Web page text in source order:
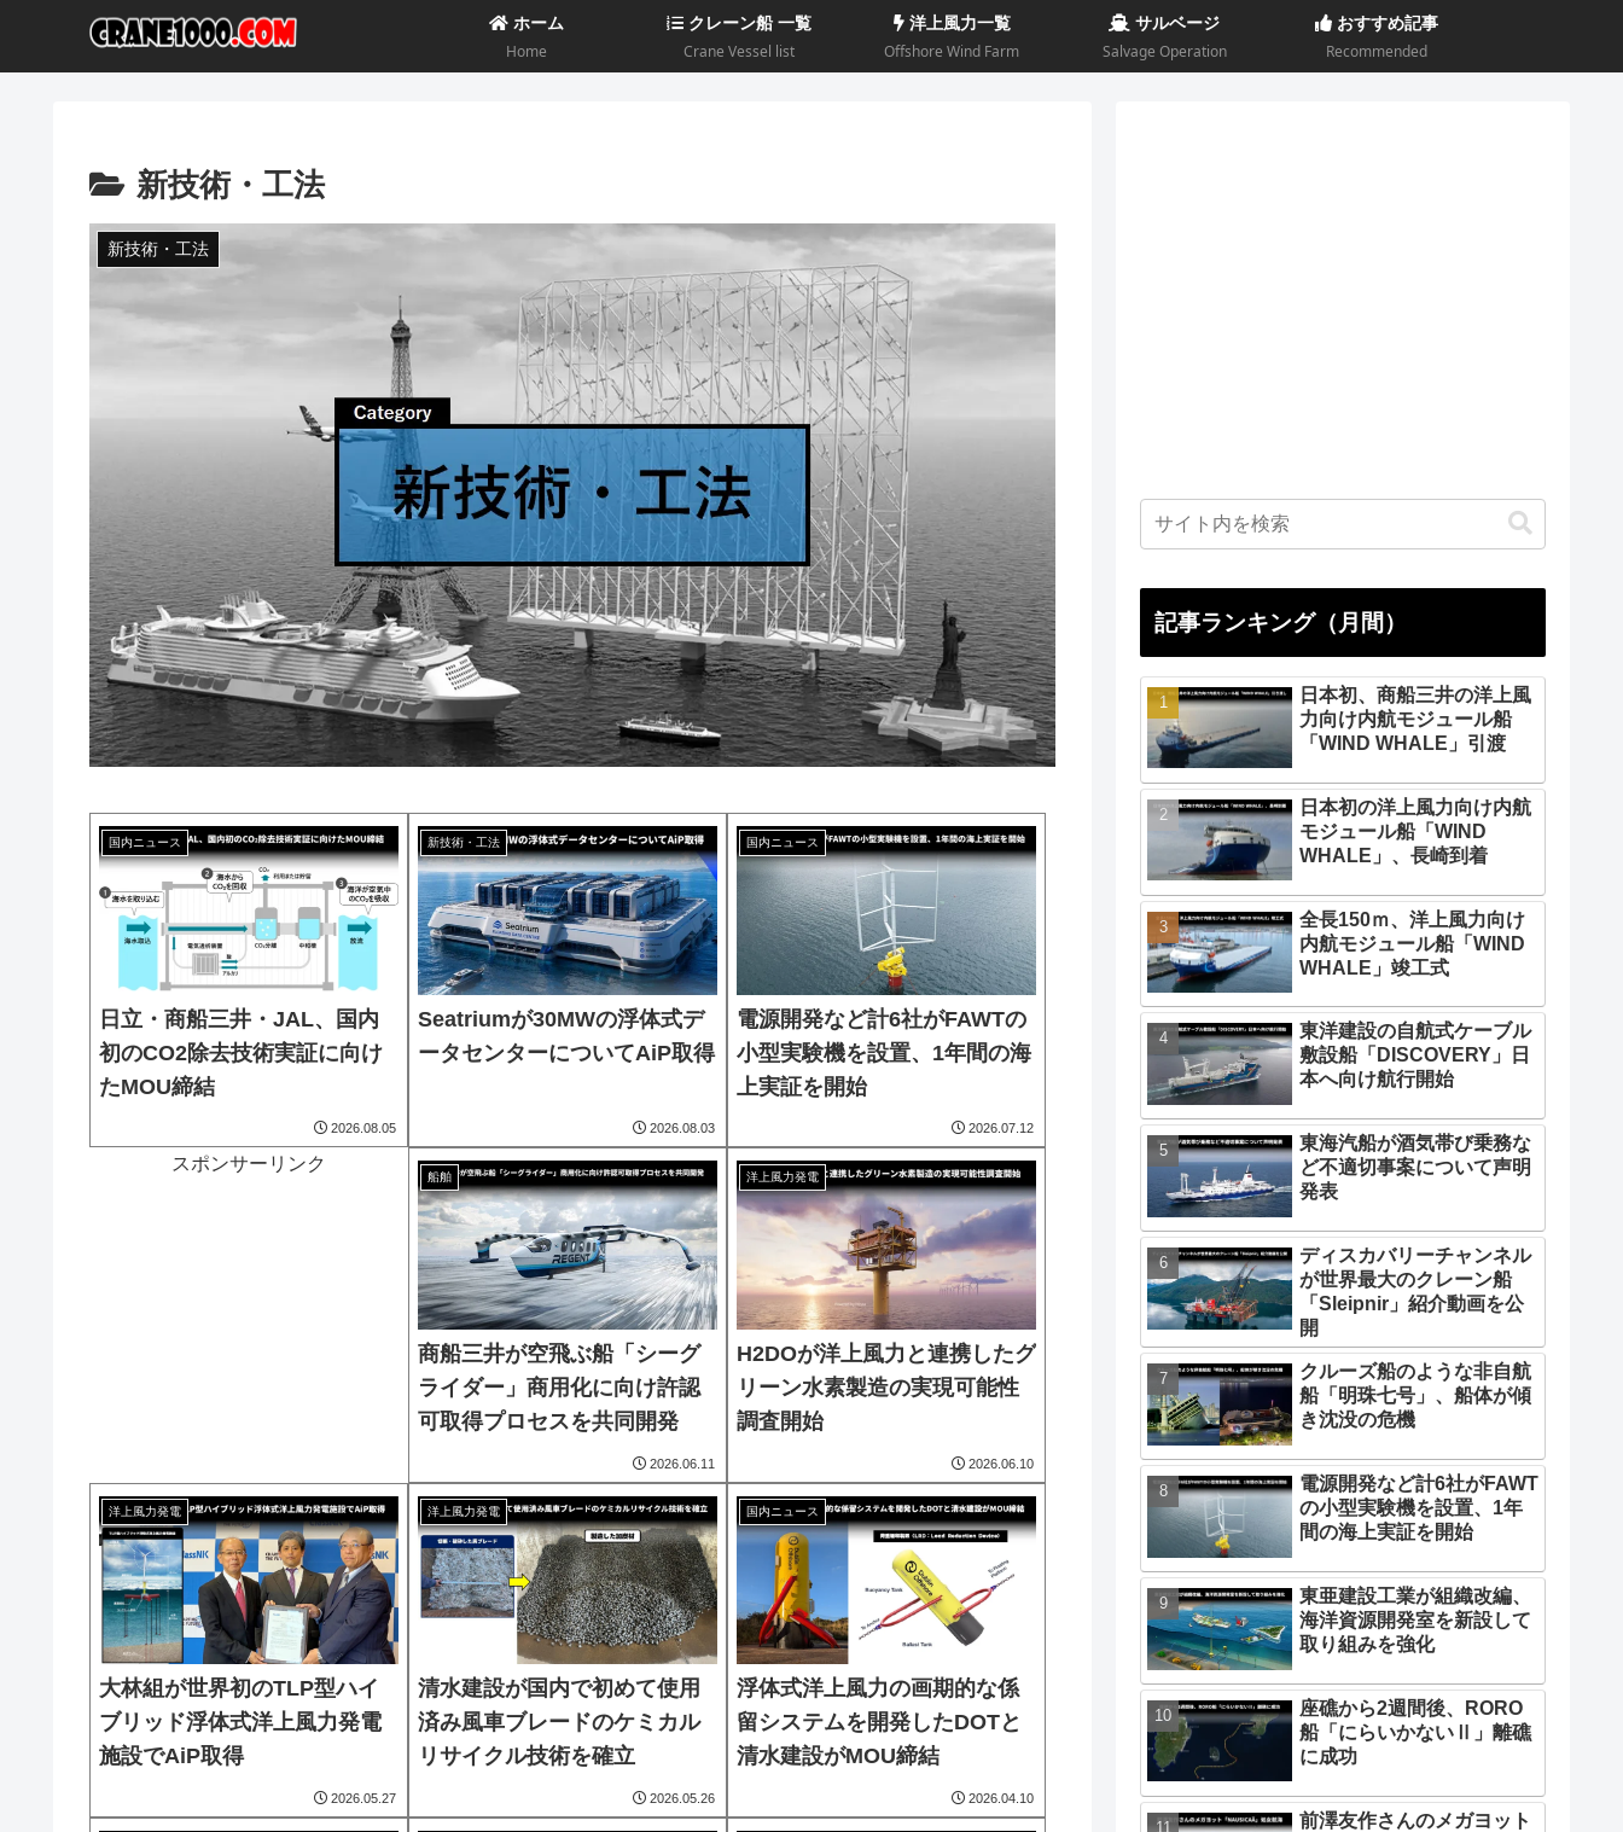
ホーム
Home
クレーン船 一覧
Crane Vessel list
洋上風力一覧
Offshore Wind Farm
サルベージ
Salvage Operation
おすすめ記事
Recommended
新技術・工法
新技術・工法
国内ニュース
日立・商船三井・JAL、国内
初のCO2除去技術実証に向け
たMOU締結
2026.08.05
新技術・工法
Seatriumが30MWの浮体式デ
ータセンターについてAiP取得
2026.08.03
国内ニュース
電源開発など計6社がFAWTの
小型実験機を設置、1年間の海
上実証を開始
2026.07.12
スポンサーリンク
船舶
商船三井が空飛ぶ船「シーグ
ライダー」商用化に向け許認
可取得プロセスを共同開発
2026.06.11
洋上風力発電
H2DOが洋上風力と連携したグ
リーン水素製造の実現可能性
調査開始
2026.06.10
洋上風力発電
大林組が世界初のTLP型ハイ
ブリッド浮体式洋上風力発電
施設でAiP取得
2026.05.27
洋上風力発電
清水建設が国内で初めて使用
済み風車ブレードのケミカル
リサイクル技術を確立
2026.05.26
国内ニュース
浮体式洋上風力の画期的な係
留システムを開発したDOTと
清水建設がMOU締結
2026.04.10
記事ランキング（月間）
日本初、商船三井の洋上風
力向け内航モジュール船
「WIND WHALE」引渡
日本初の洋上風力向け内航
モジュール船「WIND
WHALE」、長崎到着
全長150ｍ、洋上風力向け
内航モジュール船「WIND
WHALE」竣工式
東洋建設の自航式ケーブル
敷設船「DISCOVERY」日
本へ向け航行開始
東海汽船が酒気帯び乗務な
ど不適切事案について声明
発表
ディスカバリーチャンネル
が世界最大のクレーン船
「Sleipnir」紹介動画を公
開
クルーズ船のような非自航
船「明珠七号」、船体が傾
き沈没の危機
電源開発など計6社がFAWT
の小型実験機を設置、1年
間の海上実証を開始
東亜建設工業が組織改編、
海洋資源開発室を新設して
取り組みを強化
座礁から2週間後、RORO
船「にらいかないⅡ」離礁
に成功
前澤友作さんのメガヨット